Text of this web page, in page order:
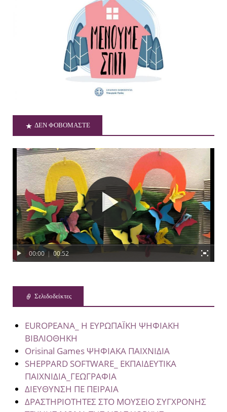
ΔΕΝ ΦΟΒΟΜΑΣΤΕ
00:00 | 00:52
Σελιδοδείκτες
EUROPEANA_ Η ΕΥΡΩΠΑΪΚΗ ΨΗΦΙΑΚΗ
ΒΙΒΛΙΟΘΗΚΗ
Orisinal Games ΨΗΦΙΑΚΑ ΠΑΙΧΝΙΔΙΑ
SHEPPARD SOFTWARE_ ΕΚΠΑΙΔΕΥΤΙΚΑ
ΠΑΙΧΝΙΔΙΑ_ΓΕΩΓΡΑΦΙΑ
ΔΙΕΥΘΥΝΣΗ ΠΕ ΠΕΙΡΑΙΑ
ΔΡΑΣΤΗΡΙΟΤΗΤΕΣ ΣΤΟ ΜΟΥΣΕΙΟ ΣΥΓΧΡΟΝΗΣ